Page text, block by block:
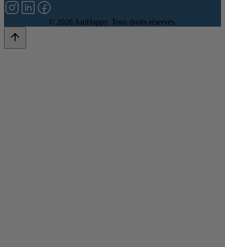
© 2026 AmHappy. Tous droits réservés.